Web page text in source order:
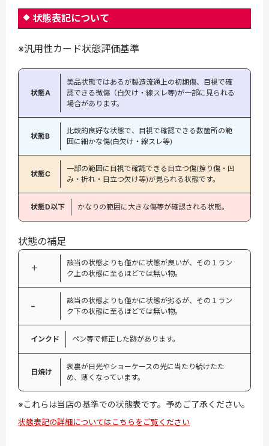
状態表記について
※汎用性カード状態評価基準
状態A
美品状態ではあるが製造流通上の初期傷、目視で確
認できる微傷（白欠け・線スレ等)が一部に見られる
場合があります。
状態B
比較的良好な状態で、目視で確認できる数箇所の範
囲に細かな傷(白欠け・線スレ等)
状態C
一部の範囲に目視で確認できる目立つ傷(擦り傷・凹
み・折れ・目立つ欠け等)が見られる状態です。
状態D以下 かなりの範囲に大きな傷等が確認される状態。
状態の補足
＋
該当の状態よりも僅かに状態が良いが、その１ラン
ク上の状態に至るほどでは無い物。
−
該当の状態よりも僅かに状態が劣るが、その１ラン
ク下の状態に至るほどでは無い物。
インクド ペン等で修正した跡があります。
日焼け
表裏が日光やショーケースの光に当たり続けたた
め、薄くなっています。
※これらは当店の基準での状態表です。予めご了承ください。
状態表記の詳細についてはこちらをご覧ください